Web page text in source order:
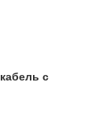
кабель с